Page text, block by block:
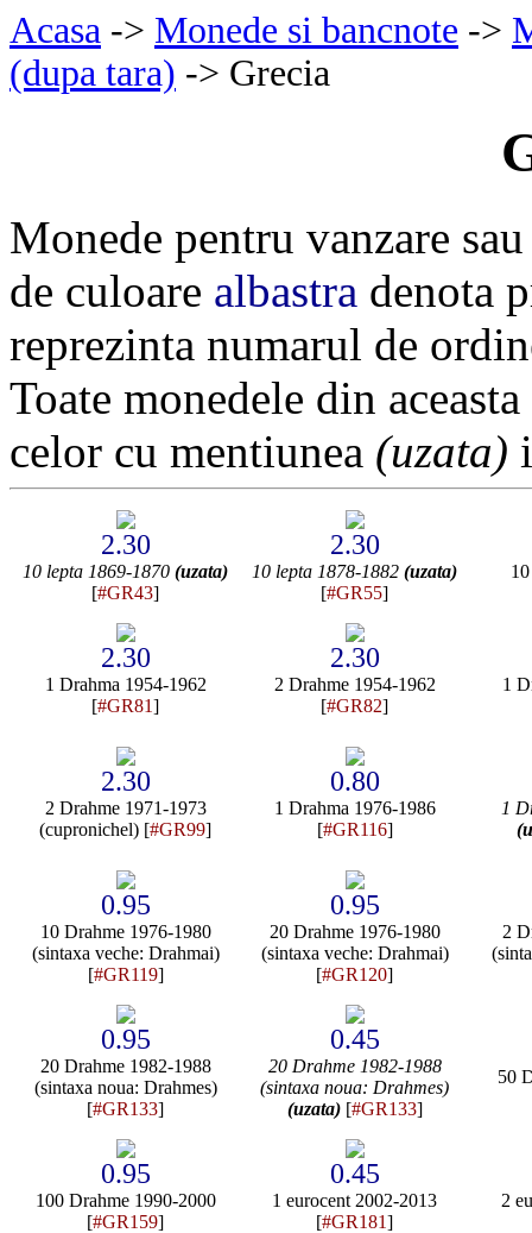
Acasa -> Monede si bancnote ->
(dupa tara) -> Grecia
Monede pentru vanzare
de culoare albastra denota
reprezinta numarul de
Toate monedele din
celor cu mentiunea (uzata)
2.30
10 lepta 1869-1870 (uzata)
[#GR43]
2.30
10 lepta 1878-1882 (uzata)
[#GR55]
2.30
1 Drahma 1954-1962
[#GR81]
2.30
2 Drahme 1954-1962
[#GR82]
1
2.30
2 Drahme 1971-1973
(cupronichel) [#GR99]
0.80
1 Drahma 1976-1986
[#GR116]
1
0.95
10 Drahme 1976-1980
(sintaxa veche: Drahmai)
[#GR119]
0.95
20 Drahme 1976-1980
(sintaxa veche: Drahmai)
[#GR120]
2
0.95
20 Drahme 1982-1988
(sintaxa noua: Drahmes)
[#GR133]
0.45
20 Drahme 1982-1988
(sintaxa noua: Drahmes)
(uzata)[#GR133]
50
0.95
100 Drahme 1990-2000
[#GR159]
0.45
1 eurocent 2002-2013
[#GR181]
2